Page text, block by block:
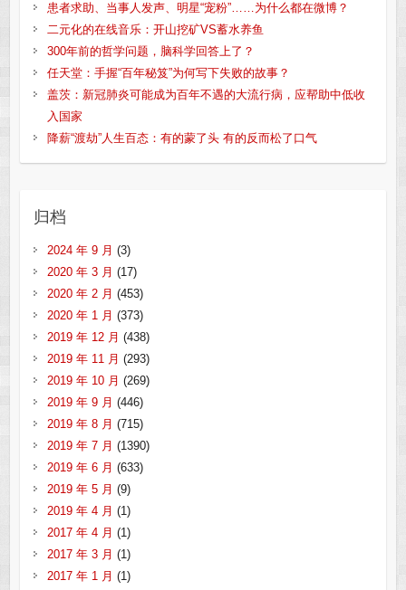
患者求助、当事人发声、明星“宠粉”……为什么都在微博？
二元化的在线音乐：开山挖矿VS蓄水养鱼
300年前的哲学问题，脑科学回答上了？
任天堂：手握“百年秘笈”为何写下失败的故事？
盖茨：新冠肺炎可能成为百年不遇的大流行病，应帮助中低收
入国家
降薪“渡劫”人生百态：有的蒙了头 有的反而松了口气
归档
2024 年 9 月 (3)
2020 年 3 月 (17)
2020 年 2 月 (453)
2020 年 1 月 (373)
2019 年 12 月 (438)
2019 年 11 月 (293)
2019 年 10 月 (269)
2019 年 9 月 (446)
2019 年 8 月 (715)
2019 年 7 月 (1390)
2019 年 6 月 (633)
2019 年 5 月 (9)
2019 年 4 月 (1)
2017 年 4 月 (1)
2017 年 3 月 (1)
2017 年 1 月 (1)